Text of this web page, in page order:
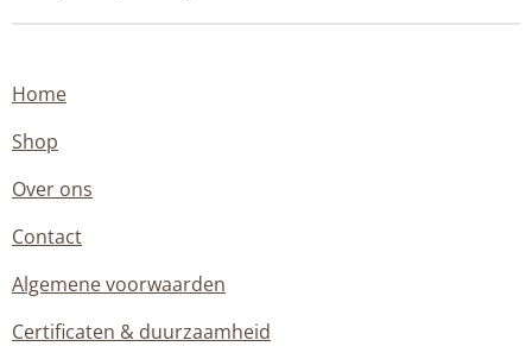
Home
Shop
Over ons
Contact
Algemene voorwaarden
Certificaten & duurzaamheid